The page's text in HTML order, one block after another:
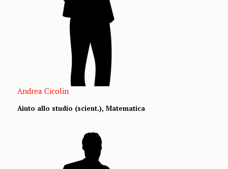
Andrea Cicolin
Aiuto allo studio (scient.), Matematica